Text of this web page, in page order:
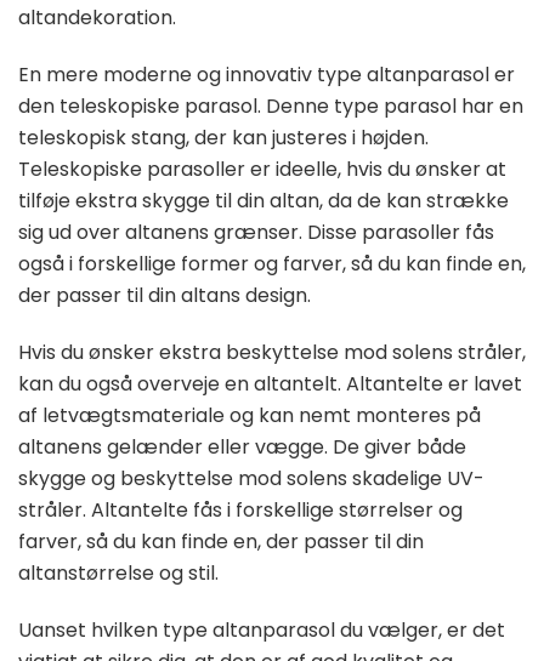
altandekoration.
En mere moderne og innovativ type altanparasol er
den teleskopiske parasol. Denne type parasol har en
teleskopisk stang, der kan justeres i højden.
Teleskopiske parasoller er ideelle, hvis du ønsker at
tilføje ekstra skygge til din altan, da de kan strække
sig ud over altanens grænser. Disse parasoller fås
også i forskellige former og farver, så du kan finde en,
der passer til din altans design.
Hvis du ønsker ekstra beskyttelse mod solens stråler,
kan du også overveje en altantelt. Altantelte er lavet
af letvægtsmateriale og kan nemt monteres på
altanens gelænder eller vægge. De giver både
skygge og beskyttelse mod solens skadelige UV-
stråler. Altantelte fås i forskellige størrelser og
farver, så du kan finde en, der passer til din
altanstørrelse og stil.
Uanset hvilken type altanparasol du vælger, er det